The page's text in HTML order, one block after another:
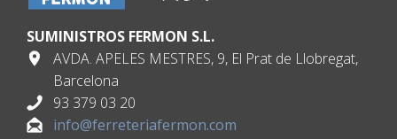
SUMINISTROS FERMON S.L.
AVDA. APELES MESTRES, 9, El Prat de Llobregat,
Barcelona
93 379 03 20
info@ferreteriafermon.com